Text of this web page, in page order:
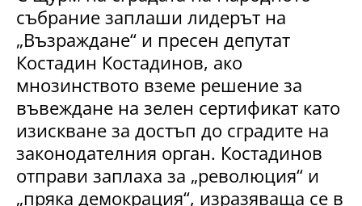
събрание заплаши лидерът на
„Възраждане“ и пресен депутат
Костадин Костадинов, ако
мнозинството вземе решение за
въвеждане на зелен сертификат като
изискване за достъп до сградите на
законодателния орган. Костадинов
отправи заплаха за „революция“ и
„пряка демокрация“, изразяваща се в